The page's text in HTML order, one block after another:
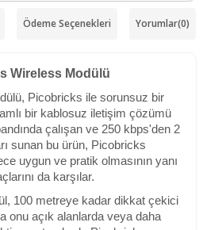
Ödeme Seçenekleri Yorumlar(0)
Wireless Modülü
Picobricks ile sorunsuz bir
bir kablosuz iletişim çözümü
çalışan ve 250 kbps'den 2
sunan bu ürün, Picobricks
uygun ve pratik olmasının yanı
da karşılar.
100 metreye kadar dikkat çekici
onu açık alanlarda veya daha